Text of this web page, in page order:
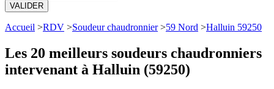
VALIDER
Accueil >RDV >Soudeur chaudronnier>59 Nord >Halluin 59250
Les 20 meilleurs soudeurs chaudronniers
intervenant à Halluin (59250)